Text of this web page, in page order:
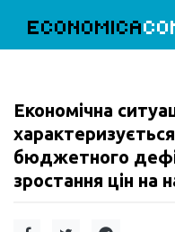
ECONOMICA
Економічна
бюджетного
зростання цін на